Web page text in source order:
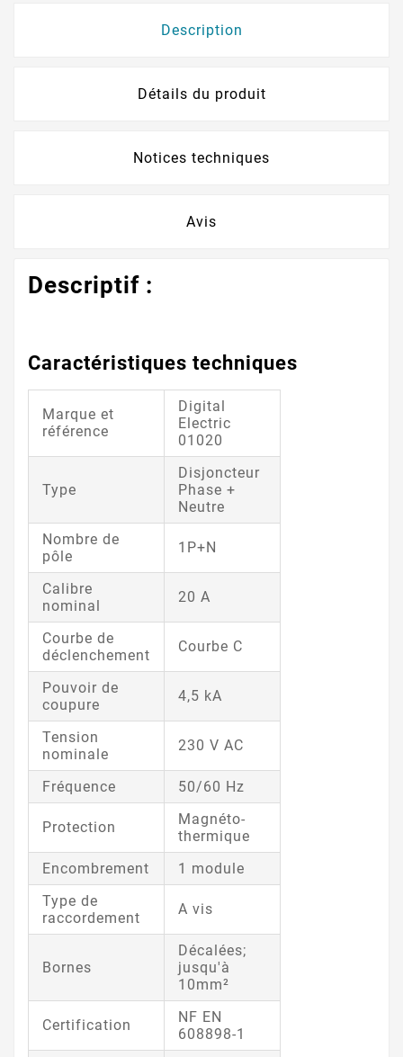
Description
Détails du produit
Notices techniques
Avis
Descriptif :
Caractéristiques techniques
Marque et
référence
Digital
Electric
01020
Type
Disjoncteur
Phase +
Neutre
Nombre de
pôle
1P+N
Calibre
nominal
20 A
Courbe de
déclenchement
Courbe C
Pouvoir de
coupure
4,5 kA
Tension
nominale
230 V AC
Fréquence 50/60 Hz
Protection
Magnéto-
thermique
Encombrement
1 module
Type de
raccordement
A vis
Bornes
Décalées;
jusqu'à
10mm²
Certification
NF EN
608898-1